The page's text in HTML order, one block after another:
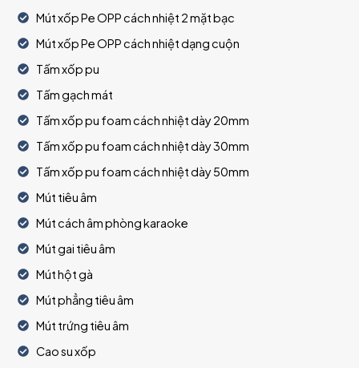
Mút xốp Pe OPP cách nhiệt 2 mặt bạc
Mút xốp Pe OPP cách nhiệt dạng cuộn
Tấm xốp pu
Tấm gạch mát
Tấm xốp pu foam cách nhiệt dày 20mm
Tấm xốp pu foam cách nhiệt dày 30mm
Tấm xốp pu foam cách nhiệt dày 50mm
Mút tiêu âm
Mút cách âm phòng karaoke
Mút gai tiêu âm
Mút hột gà
Mút phẳng tiêu âm
Mút trứng tiêu âm
Cao su xốp